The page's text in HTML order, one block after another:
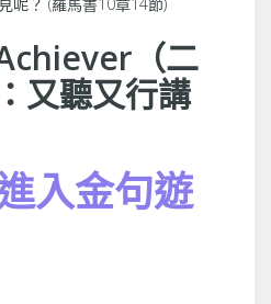
呢？ (羅馬書10章14節)
（二
又聽又行講
入金句遊